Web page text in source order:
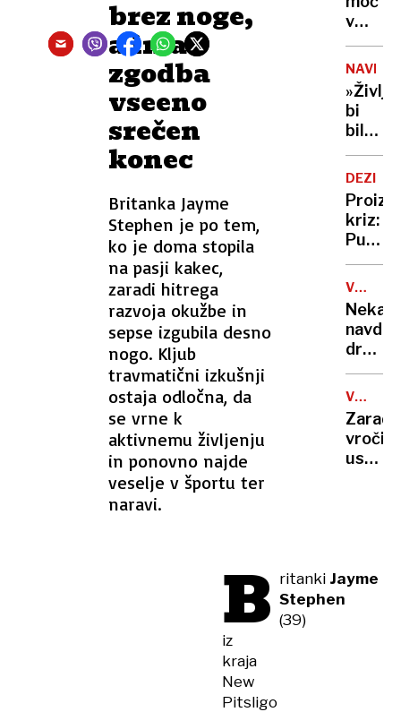
brez noge,
a ima
zgodba
vseeno
srečen
konec
Britanka Jayme
Stephen je po tem,
ko je doma stopila
na pasji kakec,
zaradi hitrega
razvoja okužbe in
sepse izgubila desno
nogo. Kljub
travmatični izkušnji
ostaja odločna, da
se vrne k
aktivnemu življenju
in ponovno najde
veselje v športu ter
naravi.
B ritanki Jayme
Stephen
(39)
iz
kraja
New
Pitsligo
v
Tihem
vajo
in
rakete
bi
bilo
97-
letnica
z
podrla
lastni
rekord
kriz:
Putin
je
našel
novo
orožje
za
V
ZDA
drugi
nove
viruse
VAL
Zaradi
Alpah